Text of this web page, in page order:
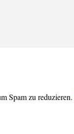
Spam zu reduzieren.